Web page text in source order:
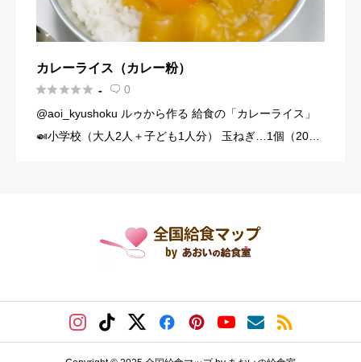
カレーライス（カレー粉）
 -  0
@aoi_kyushoku ルゥから作る 給食の「カレーライス」
🍛小学校（大人2人＋子ども1人分） 玉ねぎ…1個（200